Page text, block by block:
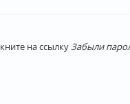
на ссылкуЗабыли